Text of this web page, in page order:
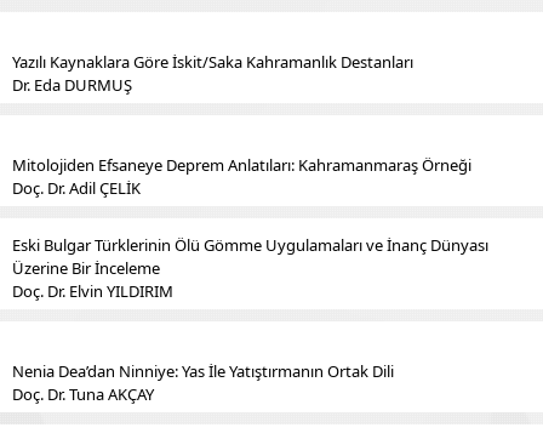
Yazılı Kaynaklara Göre İskit/Saka Kahramanlık Destanları
Dr. Eda DURMUŞ
Mitolojiden Efsaneye Deprem Anlatıları: Kahramanmaraş Örneği
Doç. Dr. Adil ÇELİK
Eski Bulgar Türklerinin Ölü Gömme Uygulamaları ve İnanç Dünyası
Üzerine Bir İnceleme
Doç. Dr. Elvin YILDIRIM
Nenia Dea’dan Ninniye: Yas İle Yatıştırmanın Ortak Dili
Doç. Dr. Tuna AKÇAY